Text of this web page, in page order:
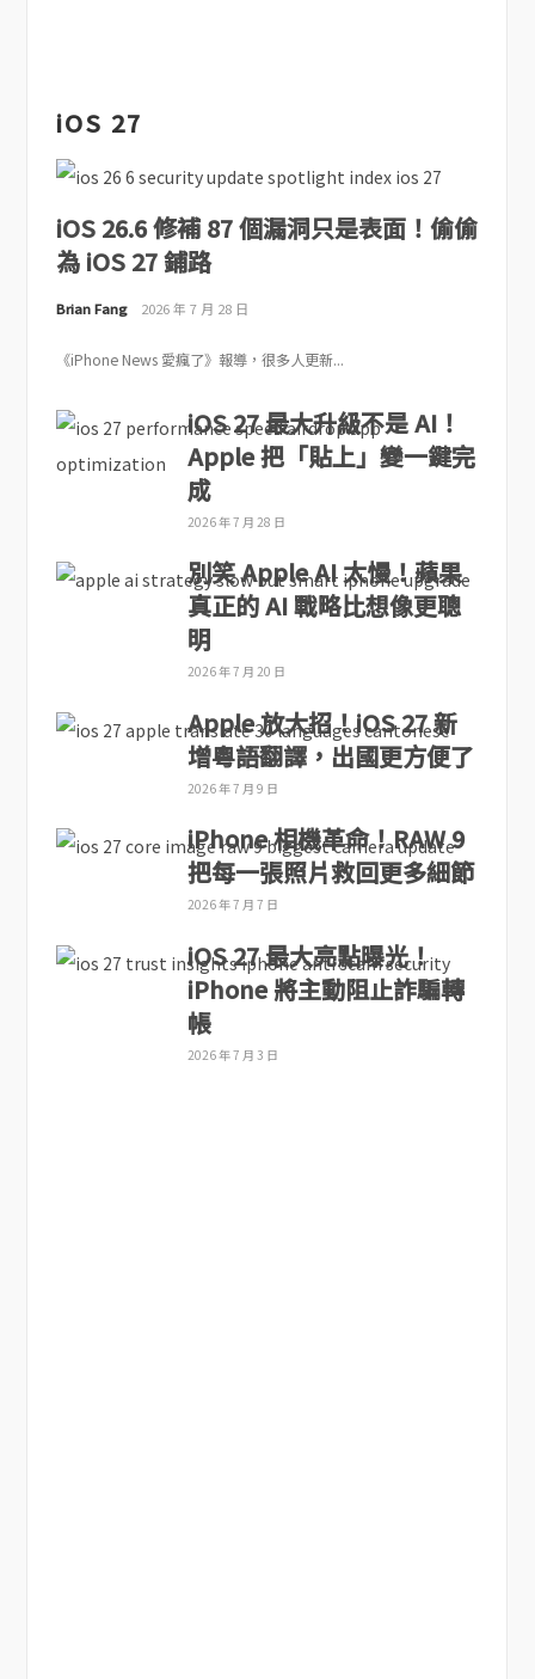
iOS 27
iOS 26.6 修補 87 個漏洞只是表面！偷偷
為 iOS 27 鋪路
Brian Fang 2026 年 7 月 28 日
《iPhone News 愛瘋了》報導，很多人更新...
iOS 27 最大升級不是 AI！
Apple 把「貼上」變一鍵完
成
2026 年 7 月 28 日
別笑 Apple AI 太慢！蘋果
真正的 AI 戰略比想像更聰
明
2026 年 7 月 20 日
Apple 放大招！iOS 27 新
增粵語翻譯，出國更方便了
2026 年 7 月 9 日
iPhone 相機革命！RAW 9
把每一張照片救回更多細節
2026 年 7 月 7 日
iOS 27 最大亮點曝光！
iPhone 將主動阻止詐騙轉
帳
2026 年 7 月 3 日